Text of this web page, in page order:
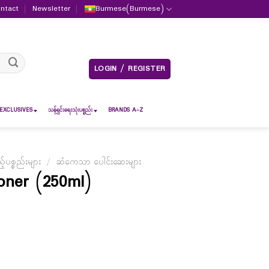
Newsletter Burmese(Burmese)
LOGIN / REGISTER
သန့်ရှင်းရေးသုံးပစ္စည်း BRANDS A-Z
ည်းများ / ဆံကေသာ ပေါင်းဆေးများ
(250ml)